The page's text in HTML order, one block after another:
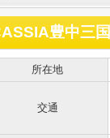
豊中三国
所在地
交通